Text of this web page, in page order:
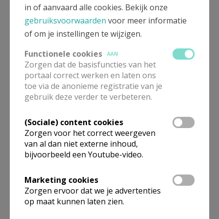
Conferentie over engelen door Monseigneur De Jong ©
Chris De Groote
De rit naar Moresnet.
in of aanvaard alle cookies. Bekijk onze
gebruiksvoorwaarden voor meer informatie
of om je instellingen te wijzigen.
Functionele cookies
AAN
Zorgen dat de basisfuncties van het
portaal correct werken en laten ons
toe via de anonieme registratie van je
gebruik deze verder te verbeteren.
(Sociale) content cookies
Zorgen voor het correct weergeven
van al dan niet externe inhoud,
bijvoorbeeld een Youtube-video.
Marketing cookies
Zorgen ervoor dat we je advertenties
op maat kunnen laten zien.